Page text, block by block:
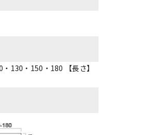
130・150・180 【長さ】